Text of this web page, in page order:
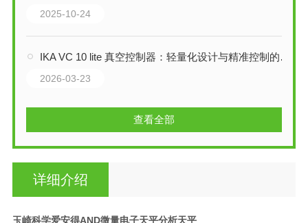
2025-10-24
IKA VC 10 lite 真空控制器：轻量化设计与精准控制的融合
2026-03-23
查看全部
详细介绍
玉崎科学爱安得AND微量电子天平分析天平